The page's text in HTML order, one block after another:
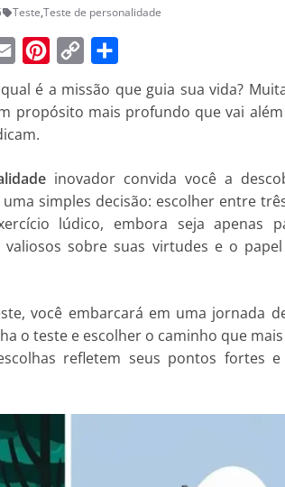
Teste,Teste de personalidade
i
n
e
r
e
o
L
i
n
h
e
é a missão que guia sua vida?
propósito mais profundo que vai
inovador convida você a
simples decisão: escolher entre
lúdico, embora seja apenas
sobre suas virtudes e o
você embarcará em uma jornada
o teste e escolher o caminho que
refletem seus pontos fortes